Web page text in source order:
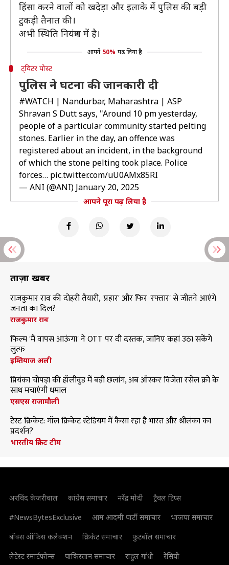
हिंसा करने वालों को खदेड़ा और इलाके में पुलिस की बड़ी
टुकड़ी तैनात की।
अभी स्थिति नियंत्रण में है।
आपने 50% पढ़ लिया है
ट्विटर पोस्ट
पुलिस ने घटना की जानकारी दी
#WATCH | Nandurbar, Maharashtra | ASP
Shravan S Dutt says, "Around 10 pm yesterday,
people of a particular community started pelting
stones. Earlier in the day, an offence was
registered about an incident, in the background
of which the stone pelting took place. Police
forces… pic.twitter.com/uU0AMx85RI
— ANI (@ANI) January 20, 2025
आपने पूरा पढ़ लिया है
ताज़ा खबरें
राजकुमार राव की दोहरी तैयारी, 'प्रहार' और फिर 'रफ्तार' से जीतने आएंगे
जनता का दिल?
राजकुमार राव
फिल्म 'मैं वापस आऊंगा' ने OTT पर दी दस्तक, जानिए कहां उठा सकेंगे
लुत्फ
इम्तियाज अली
प्रियंका चोपड़ा की हॉलीवुड में बड़ी छलांग, अब ऑस्कर विजेता रसेल क्रो के
साथ मचाएंगी धमाल
एसएस राजामौली
टेस्ट क्रिकेट: गॉल क्रिकेट स्टेडियम में कैसा रहा है भारत और श्रीलंका का
प्रदर्शन?
भारतीय क्रिकेट टीम
अरविंद केजरीवाल कांग्रेस समाचार नरेंद्र मोदी
ट्रैवल टिप्स
#NewsBytesExclusive
आम आदमी पार्टी समाचार
भाजपा समाचार
बॉक्स ऑफिस कलेक्शन
क्रिकेट समाचार
फुटबॉल समाचार
लेटेस्ट स्मार्टफोन्स
पाकिस्तान समाचार राहुल गांधी रेसिपी